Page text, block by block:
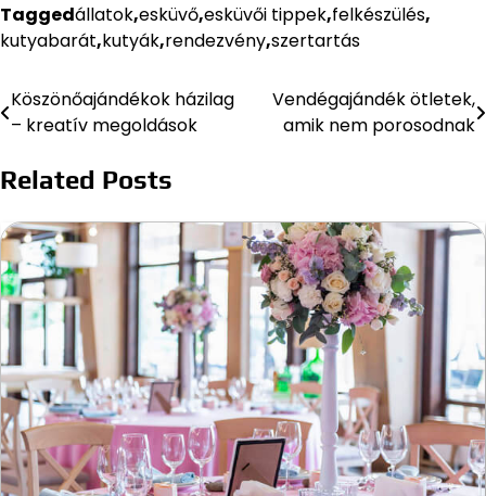
Taggedállatok,esküvő,esküvői tippek,felkészülés,
kutyabarát,kutyák,rendezvény,szertartás
Bejegyzés
Köszönőajándékok házilag
– kreatív megoldások
Vendégajándék ötletek,
amik nem porosodnak
Related Posts